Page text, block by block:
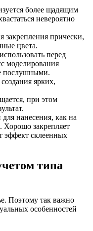
более щадящим
невероятно
закрепления прически,
цвета.
перед
моделирования
послушными.
ярких,
при этом
нанесения, как на
Хорошо закрепляет
эффект склеенных
типа
Поэтому так важно
особенностей